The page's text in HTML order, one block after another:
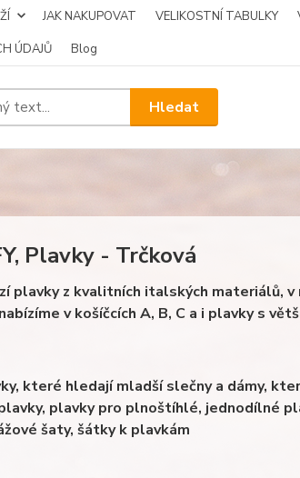
JAK NAKUPOVAT VELIKOSTNÍ TABULKY
ÚDAJŮ Blog
Hledat
Plavky - Trčková
plavky z kvalitních italských materiálů, v
v košíčcích A, B, C a i plavky s
které hledají mladší slečny a dámy,
plavky pro plnoštíhlé, jednodílné
šaty, šátky k plavkám